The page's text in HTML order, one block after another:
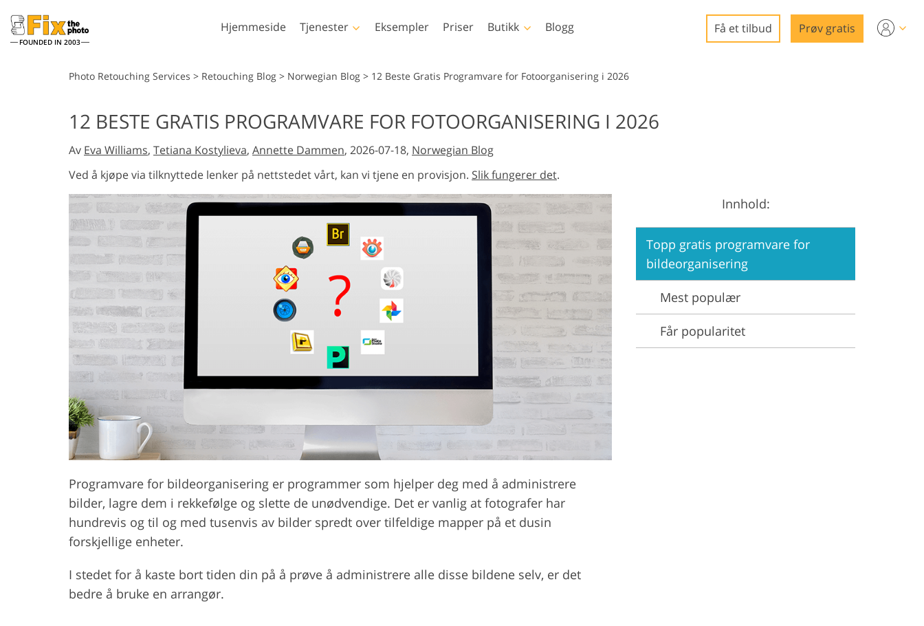
FOUNDED IN 2003
Hjemmeside Tjenester
Redigering av
bryllupsbilder
AI-genererte modeller for
klær
Fotomanipulering Foto restaurering
Produktfotoredigering Redigering av smykkefoto AI-treningsdata Videoredigeringstjenester
Eksempler Priser Butikk
Lightroom
Lightroom
forhåndsinnstillinger
LR forhåndsinnstilte
samlinger
Beste avtale
forhåndsinnstillinger
Mobile
forhåndsinnstillinger
Photoshop
Photoshop-handlinger
Photoshop-børster
Photoshop-overlegg
Photoshop-teksturer
samlingene
Hele Ps Overlays-bunter
Templates
Alle malene
Markedsføringsmaler
Valentinsdagskort
Bryllupsinvitasjoner
barneselskap
Video
LUT-er for
videoredigering
Blogg Få et tilbud Prøv gratis
Photo Retouching Services > Retouching Blog > Norwegian Blog > 12 Beste Gratis Programvare for Fotoorganisering i 2026
12 BESTE GRATIS PROGRAMVARE FOR FOTOORGANISERING I 2026
Av Eva Williams, Tetiana Kostylieva, Annette Dammen, 2026-07-18, Norwegian Blog
Ved å kjøpe via tilknyttede lenker på nettstedet vårt, kan vi tjene en provisjon. Slik fungerer det.
Programvare for bildeorganisering er programmer som hjelper deg med å administrere
bilder, lagre dem i rekkefølge og slette de unødvendige. Det er vanlig at fotografer har
hundrevis og til og med tusenvis av bilder spredt over tilfeldige mapper på et dusin
forskjellige enheter.
I stedet for å kaste bort tiden din på å prøve å administrere alle disse bildene selv, er det
bedre å bruke en arrangør.
Innhold:
Topp gratis programvare for
bildeorganisering
Mest populær
Får popularitet